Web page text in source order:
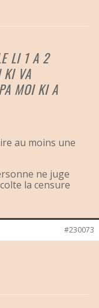
LI 1 A 2
KI VA
MOI KI A
au moins une
ne juge
la censure
#230073